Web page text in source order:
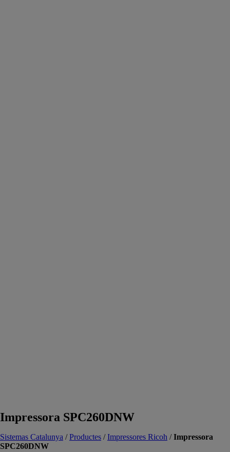
Impressora SPC260DNW
Sistemas Catalunya /Productes /Impressores Ricoh /Impressora
SPC260DNW